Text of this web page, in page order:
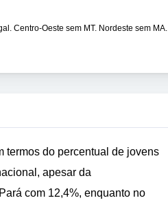
Centro-Oeste sem MT. Nordeste sem MA.
termos do percentual de jovens
apesar da
com 12,4%, enquanto no